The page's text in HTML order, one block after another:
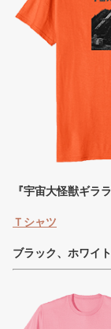
『宇宙大怪獣ギララ
Ｔシャツ
ブラック、ホワイ